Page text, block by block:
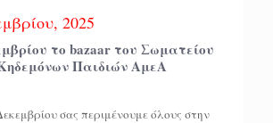
2025
το bazaar του Σωματείου
Παιδιών ΑμεΑ
σας περιμένουμε όλους στην